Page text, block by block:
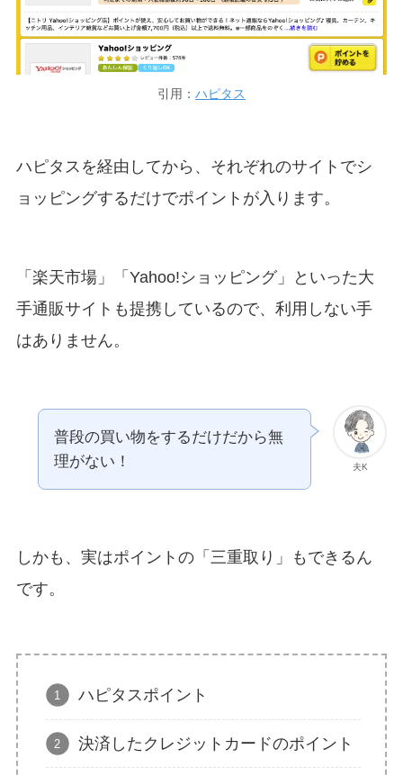
引用： ハピタス
ハピタスを経由してから、それぞれのサイトでシ
ョッピングするだけでポイントが入ります。
「楽天市場」「Yahoo!ショッピング」といった大
手通販サイトも提携しているので、利用しない手
はありません。
夫K
普段の買い物をするだけだから無
理がない！
しかも、実はポイントの「三重取り」もできるん
です。
ハピタスポイント
決済したクレジットカードのポイント